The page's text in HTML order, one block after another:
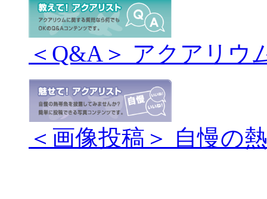
＜Q&A＞ アクアリウ
＜画像投稿＞ 自慢の